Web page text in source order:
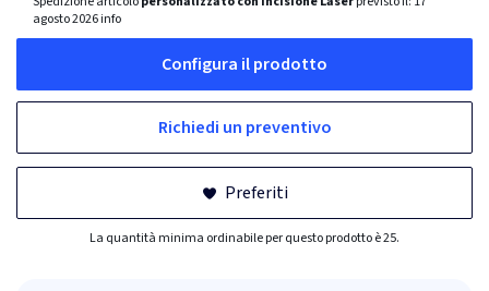
agosto 2026info
Configura il prodotto
Richiedi un preventivo
Preferiti
La quantità minima ordinabile per questo prodotto è 25.